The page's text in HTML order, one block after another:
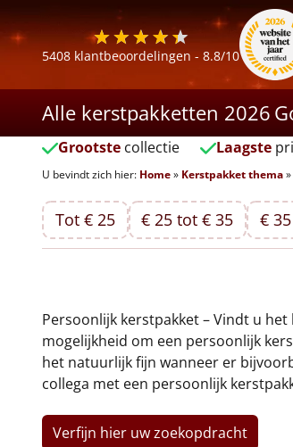
5408 klantbeoordelingen - 8.8/10
Alle kerstpakketten 2026
Grootste collectie Laagste
U bevindt zich hier: Home» Kerstpakket thema»
Tot € 25 € 25 tot € 35 €
Persoonlijk kerstpakket – Vindt u
mogelijkheid om een persoonlijk
het natuurlijk fijn wanneer er
collega met een persoonlijk
Verfijn hier uw zoekopdracht